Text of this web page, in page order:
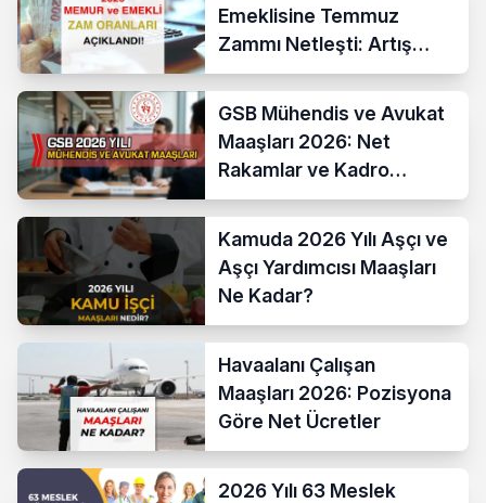
Emeklisine Temmuz
Zammı Netleşti: Artış
Yüzde 13,52 Oldu
GSB Mühendis ve Avukat
Maaşları 2026: Net
Rakamlar ve Kadro
Karşılaştırması
Kamuda 2026 Yılı Aşçı ve
Aşçı Yardımcısı Maaşları
Ne Kadar?
Havaalanı Çalışan
Maaşları 2026: Pozisyona
Göre Net Ücretler
2026 Yılı 63 Meslek